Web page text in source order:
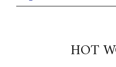
HOT